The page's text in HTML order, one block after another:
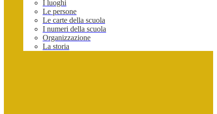
I luoghi
Le persone
Le carte della scuola
I numeri della scuola
Organizzazione
La storia